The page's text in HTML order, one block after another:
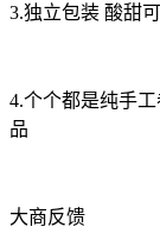
3.独立包装 酸甜
4.个个都是纯手
品
大商反馈